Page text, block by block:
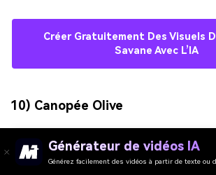
Créer Gratuitement Des Visuels
Savane Avec L’IA
10) Canopée Olive
Générateur de vidéos IA
Générez facilement des vidéos à partir de texte ou